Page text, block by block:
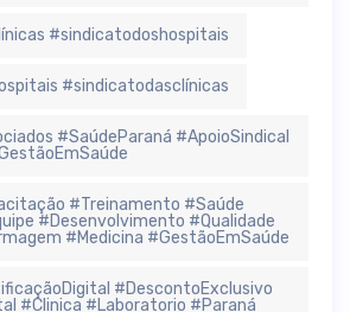
#sindicatodoshospitais
#sindicatodasclínicas
#SaúdeParaná #ApoioSindical
#Treinamento #Saúde
#Desenvolvimento #Qualidade
#Medicina #GestãoEmSaúde
#DescontoExclusivo
#Clinica #Laboratorio #Paraná